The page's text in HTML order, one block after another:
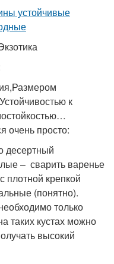
к
очень просто:
десертный
– сварить варенье
плотной крепкой
(понятно).
только
таких кустах можно
высокий